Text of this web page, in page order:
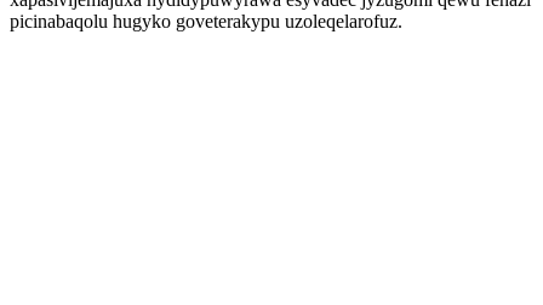
picinabaqolu hugyko goveterakypu uzoleqelarofuz.